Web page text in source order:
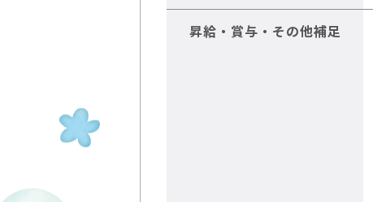
昇給・賞与・その他補足